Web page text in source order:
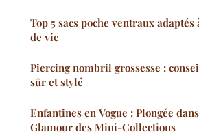
Top 5 sacs poche ventraux adaptés
de vie
Piercing nombril grossesse :
sûr et stylé
Enfantines en Vogue : Plongée
Glamour des Mini-Collections